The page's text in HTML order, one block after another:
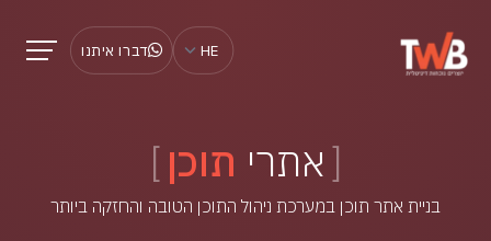
HE דברו איתנו
אתרי תוכן
בניית אתר תוכן במערכת ניהול התוכן הטובה והחזקה ביותר